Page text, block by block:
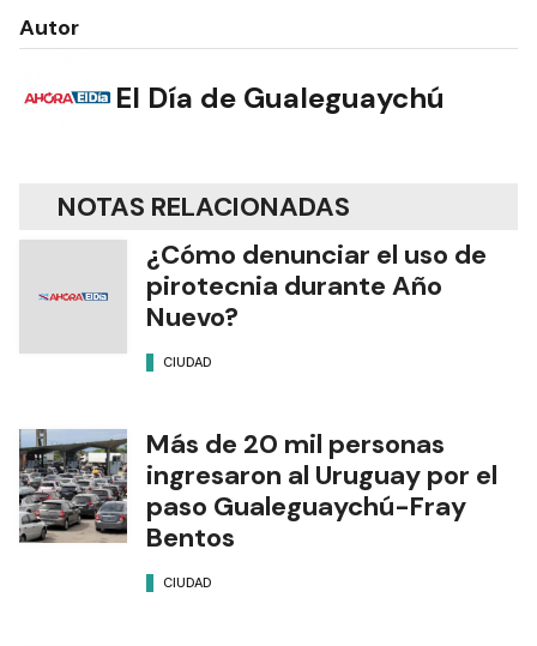
Autor
El Día de Gualeguaychú
NOTAS RELACIONADAS
¿Cómo denunciar el uso de
pirotecnia durante Año
Nuevo?
CIUDAD
Más de 20 mil personas
ingresaron al Uruguay por el
paso Gualeguaychú-Fray
Bentos
CIUDAD